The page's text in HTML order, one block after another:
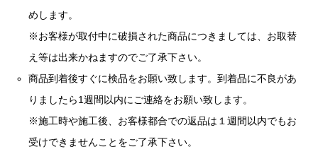
めします。
※お客様が取付中に破損された商品につきましては、お取替
え等は出来かねますのでご了承下さい。
商品到着後すぐに検品をお願い致します。到着品に不良があ
りましたら1週間以内にご連絡をお願い致します。
※施工時や施工後、お客様都合での返品は１週間以内でもお
受けできませんことをご了承下さい。